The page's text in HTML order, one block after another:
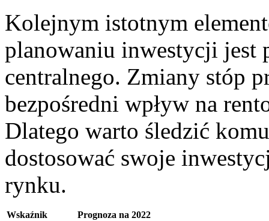
Kolejnym istotnym
planowaniu inwestycji jest
centralnego. ⁤Zmiany stóp‍
bezpośredni wpływ na
Dlatego warto śledzić
dostosować swoje
rynku.
Wskaźnik
Prognoza na 2022